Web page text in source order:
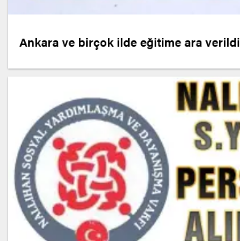
Ankara ve birçok ilde eğitime ara verildi